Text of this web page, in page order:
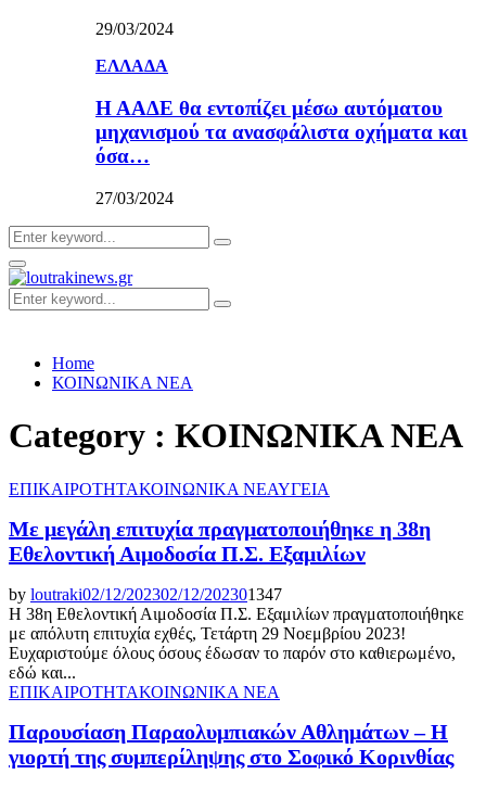
29/03/2024
ΕΛΛΑΔΑ
Η ΑΑΔΕ θα εντοπίζει μέσω αυτόματου
μηχανισμού τα ανασφάλιστα οχήματα και
όσα…
27/03/2024
Search
for:
Search
Primary
Menu
Search
for:
Search
Home
ΚΟΙΝΩΝΙΚΑ ΝΕΑ
Category : ΚΟΙΝΩΝΙΚΑ ΝΕΑ
ΕΠΙΚΑΙΡΟΤΗΤΑΚΟΙΝΩΝΙΚΑ ΝΕΑΥΓΕΙΑ
Με μεγάλη επιτυχία πραγματοποιήθηκε η 38η
Εθελοντική Αιμοδοσία Π.Σ. Εξαμιλίων
by loutraki02/12/202302/12/202301347
Η 38η Εθελοντική Αιμοδοσία Π.Σ. Εξαμιλίων πραγματοποιήθηκε
με απόλυτη επιτυχία εχθές, Τετάρτη 29 Νοεμβρίου 2023!
Ευχαριστούμε όλους όσους έδωσαν το παρόν στο καθιερωμένο,
εδώ και...
ΕΠΙΚΑΙΡΟΤΗΤΑΚΟΙΝΩΝΙΚΑ ΝΕΑ
Παρουσίαση Παραολυμπιακών Αθλημάτων – Η
γιορτή της συμπερίληψης στο Σοφικό Κορινθίας